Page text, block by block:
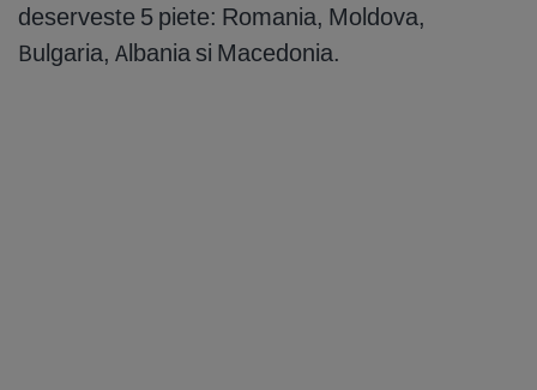
deserveste 5 piete: Romania, Moldova,
Bulgaria, Albania si Macedonia.